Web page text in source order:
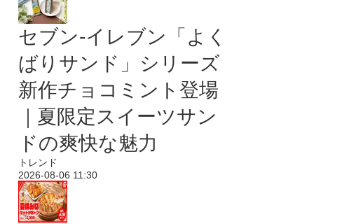
セブン‐イレブン「よく
ばりサンド」シリーズ
新作チョコミント登場
｜夏限定スイーツサン
ドの爽快な魅力
トレンド
2026-08-06 11:30